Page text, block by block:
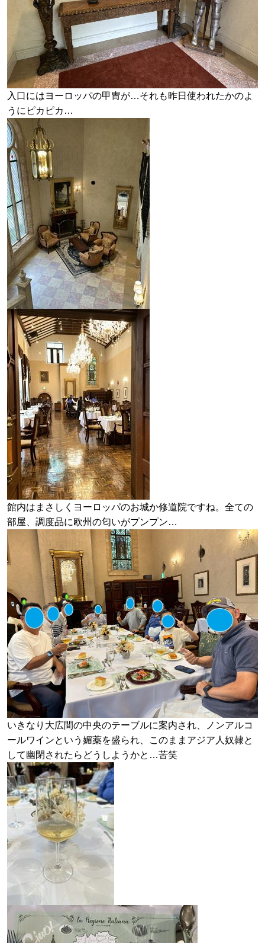
入口にはヨーロッパの甲冑が…それも昨日使われたかのよ
うにピカピカ…
館内はまさしくヨーロッパのお城か修道院ですね。全ての
部屋、調度品に欧州の匂いがプンプン…
いきなり大広間の中央のテーブルに案内され、ノンアルコ
ールワインという媚薬を盛られ、このままアジア人奴隷と
して幽閉されたらどうしようかと…苦笑